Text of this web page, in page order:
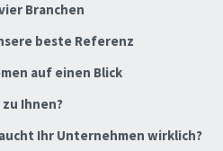
Branchen
beste Referenz
auf einen Blick
zu Ihnen?
Ihr Unternehmen wirklich?